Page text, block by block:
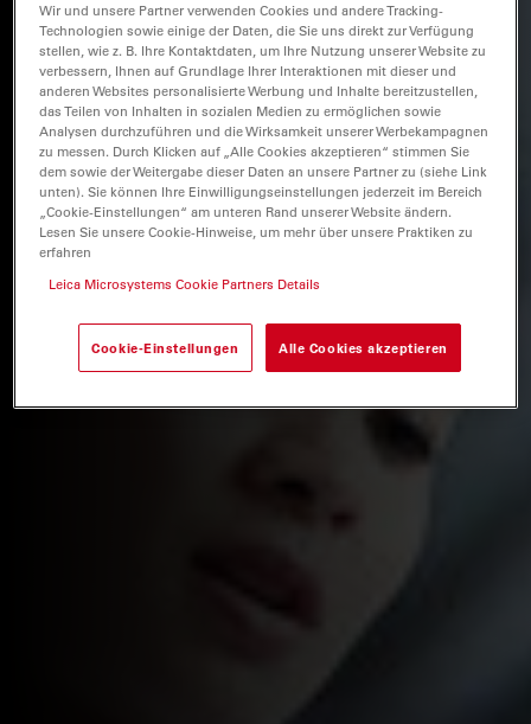
Wir und unsere Partner verwenden Cookies und andere Tracking-
Technologien sowie einige der Daten, die Sie uns direkt zur Verfügung
stellen, wie z. B. Ihre Kontaktdaten, um Ihre Nutzung unserer Website zu
verbessern, Ihnen auf Grundlage Ihrer Interaktionen mit dieser und
anderen Websites personalisierte Werbung und Inhalte bereitzustellen,
das Teilen von Inhalten in sozialen Medien zu ermöglichen sowie
Analysen durchzuführen und die Wirksamkeit unserer Werbekampagnen
zu messen. Durch Klicken auf „Alle Cookies akzeptieren“ stimmen Sie
dem sowie der Weitergabe dieser Daten an unsere Partner zu (siehe Link
unten). Sie können Ihre Einwilligungseinstellungen jederzeit im Bereich
„Cookie-Einstellungen“ am unteren Rand unserer Website ändern.
Lesen Sie unsere Cookie-Hinweise, um mehr über unsere Praktiken zu
erfahren
Leica Microsystems Cookie Partners Details
Cookie-Einstellungen Alle Cookies akzeptieren